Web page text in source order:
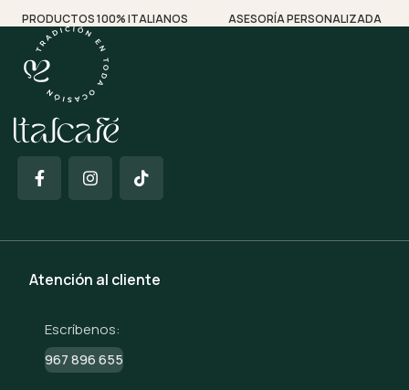
PRODUCTOS 100% ITALIANOS ASESORÍA PERSONALIZADA
Atención al cliente
Escríbenos:
967 896 655